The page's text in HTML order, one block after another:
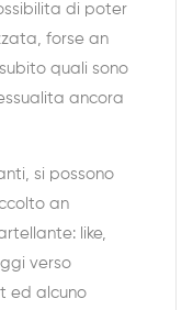
di poter
forse an
quali sono
ancora
si possono
an
like,
verso
ed alcuno